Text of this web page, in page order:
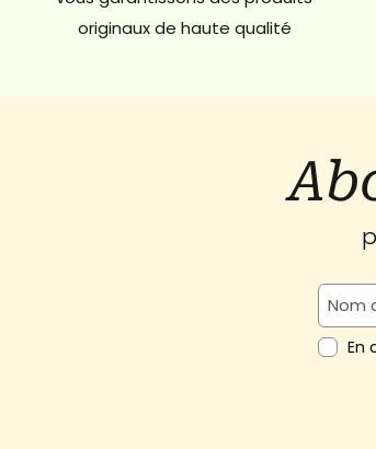
originaux de haute qualité
En